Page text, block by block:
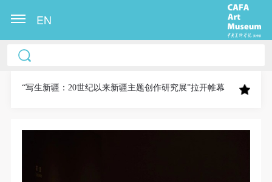
EN
“写生新疆：20世纪以来新疆主题创作研究展”拉开帷幕
中央美术学院美术馆出版授权协议书
称“CAFAM”），愿意将本人参与中央美术学院美术馆
它数字媒体形式公开出版，并同意编入《中国知识资
中央美术学院美术馆出版授权协议书
称“CAFAM”），愿意将本人参与中央美术学院美术馆
它数字媒体形式公开出版，并同意编入《中国知识资
中央美术学院美术馆出版授权协议书
称“CAFAM”），愿意将本人参与中央美术学院美术馆
它数字媒体形式公开出版，并同意编入《中国知识资